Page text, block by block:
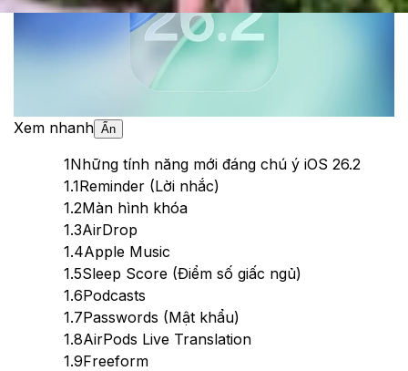
Xem nhanh Ẩn
1Những tính năng mới đáng chú ý iOS 26.2
1.1Reminder (Lời nhắc)
1.2Màn hình khóa
1.3AirDrop
1.4Apple Music
1.5Sleep Score (Điểm số giấc ngủ)
1.6Podcasts
1.7Passwords (Mật khẩu)
1.8AirPods Live Translation
1.9Freeform